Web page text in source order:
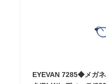
EYEVAN 7285◆メガ